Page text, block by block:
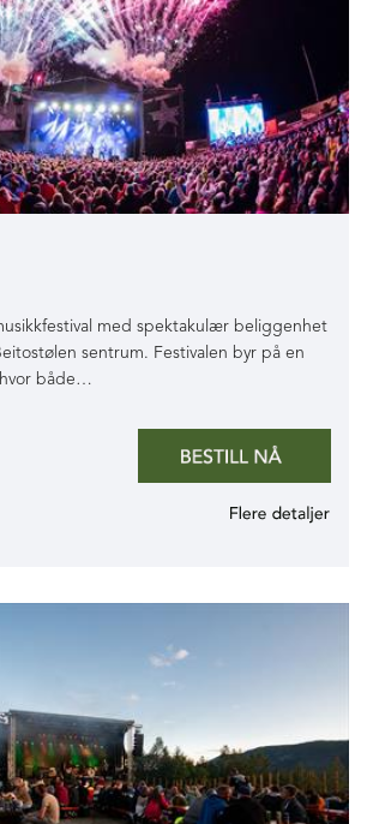
med spektakulær beliggenhet
sentrum. Festivalen byr på en
både…